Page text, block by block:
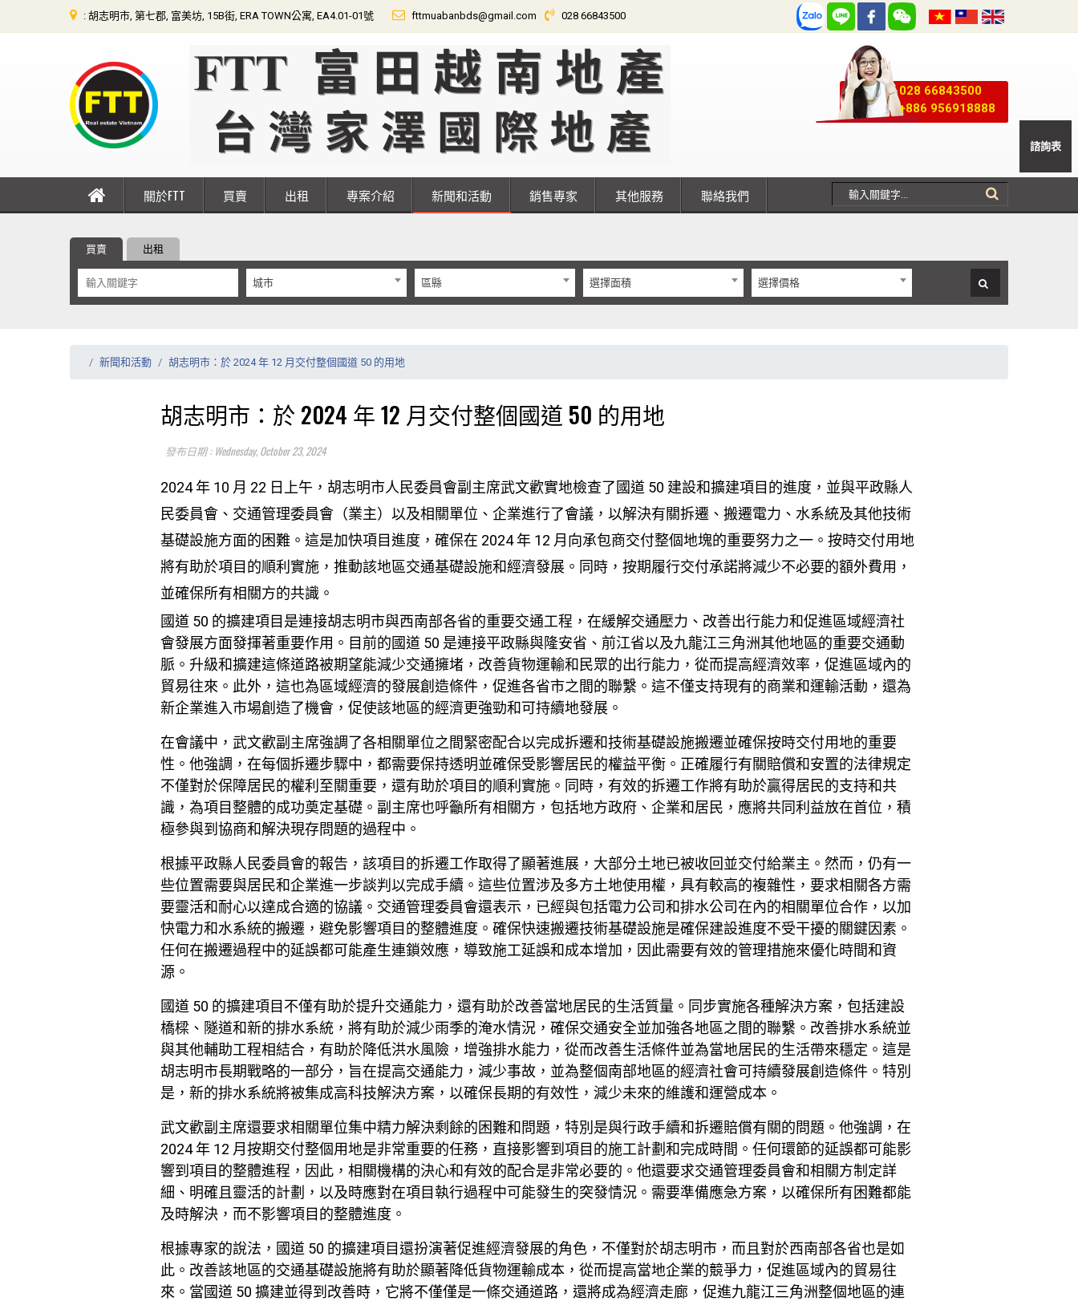
: 胡志明市, 第七郡, 富美坊, 15B街, ERA TOWN公寓, EA4.01-01號 fttmuabanbds@gmail.com 028 66843500
028 66843500
+886 956918888
關於FTT 買賣 出租 專案介紹 新聞和活動 銷售專家 其他服務 聯絡我們
買賣 出租
城市 區縣 選擇面積 選擇價格
新聞和活動 胡志明市：於 2024 年 12 月交付整個國道 50 的用地
胡志明市：於 2024 年 12 月交付整個國道 50 的用地
發布日期 : Wednesday, October 23, 2024
2024 年 10 月 22 日上午，胡志明市人民委員會副主席武文歡實地檢查了國道 50 建設和擴建項目的進度，並與平政縣人
民委員會、交通管理委員會（業主）以及相關單位、企業進行了會議，以解決有關拆遷、搬遷電力、水系統及其他技術
基礎設施方面的困難。這是加快項目進度，確保在 2024 年 12 月向承包商交付整個地塊的重要努力之一。按時交付用地
將有助於項目的順利實施，推動該地區交通基礎設施和經濟發展。同時，按期履行交付承諾將減少不必要的額外費用，
並確保所有相關方的共識。
國道 50 的擴建項目是連接胡志明市與西南部各省的重要交通工程，在緩解交通壓力、改善出行能力和促進區域經濟社
會發展方面發揮著重要作用。目前的國道 50 是連接平政縣與隆安省、前江省以及九龍江三角洲其他地區的重要交通動
脈。升級和擴建這條道路被期望能減少交通擁堵，改善貨物運輸和民眾的出行能力，從而提高經濟效率，促進區域內的
貿易往來。此外，這也為區域經濟的發展創造條件，促進各省市之間的聯繫。這不僅支持現有的商業和運輸活動，還為
新企業進入市場創造了機會，促使該地區的經濟更強勁和可持續地發展。
在會議中，武文歡副主席強調了各相關單位之間緊密配合以完成拆遷和技術基礎設施搬遷並確保按時交付用地的重要
性。他強調，在每個拆遷步驟中，都需要保持透明並確保受影響居民的權益平衡。正確履行有關賠償和安置的法律規定
不僅對於保障居民的權利至關重要，還有助於項目的順利實施。同時，有效的拆遷工作將有助於贏得居民的支持和共
識，為項目整體的成功奠定基礎。副主席也呼籲所有相關方，包括地方政府、企業和居民，應將共同利益放在首位，積
極參與到協商和解決現存問題的過程中。
根據平政縣人民委員會的報告，該項目的拆遷工作取得了顯著進展，大部分土地已被收回並交付給業主。然而，仍有一
些位置需要與居民和企業進一步談判以完成手續。這些位置涉及多方土地使用權，具有較高的複雜性，要求相關各方需
要靈活和耐心以達成合適的協議。交通管理委員會還表示，已經與包括電力公司和排水公司在內的相關單位合作，以加
快電力和水系統的搬遷，避免影響項目的整體進度。確保快速搬遷技術基礎設施是確保建設進度不受干擾的關鍵因素。
任何在搬遷過程中的延誤都可能產生連鎖效應，導致施工延誤和成本增加，因此需要有效的管理措施來優化時間和資
源。
國道 50 的擴建項目不僅有助於提升交通能力，還有助於改善當地居民的生活質量。同步實施各種解決方案，包括建設
橋樑、隧道和新的排水系統，將有助於減少雨季的淹水情況，確保交通安全並加強各地區之間的聯繫。改善排水系統並
與其他輔助工程相結合，有助於降低洪水風險，增強排水能力，從而改善生活條件並為當地居民的生活帶來穩定。這是
胡志明市長期戰略的一部分，旨在提高交通能力，減少事故，並為整個南部地區的經濟社會可持續發展創造條件。特別
是，新的排水系統將被集成高科技解決方案，以確保長期的有效性，減少未來的維護和運營成本。
武文歡副主席還要求相關單位集中精力解決剩餘的困難和問題，特別是與行政手續和拆遷賠償有關的問題。他強調，在
2024 年 12 月按期交付整個用地是非常重要的任務，直接影響到項目的施工計劃和完成時間。任何環節的延誤都可能影
響到項目的整體進程，因此，相關機構的決心和有效的配合是非常必要的。他還要求交通管理委員會和相關方制定詳
細、明確且靈活的計劃，以及時應對在項目執行過程中可能發生的突發情況。需要準備應急方案，以確保所有困難都能
及時解決，而不影響項目的整體進度。
根據專家的說法，國道 50 的擴建項目還扮演著促進經濟發展的角色，不僅對於胡志明市，而且對於西南部各省也是如
此。改善該地區的交通基礎設施將有助於顯著降低貨物運輸成本，從而提高當地企業的競爭力，促進區域內的貿易往
來。當國道 50 擴建並得到改善時，它將不僅僅是一條交通道路，還將成為經濟走廊，促進九龍江三角洲整個地區的連
諮詢表